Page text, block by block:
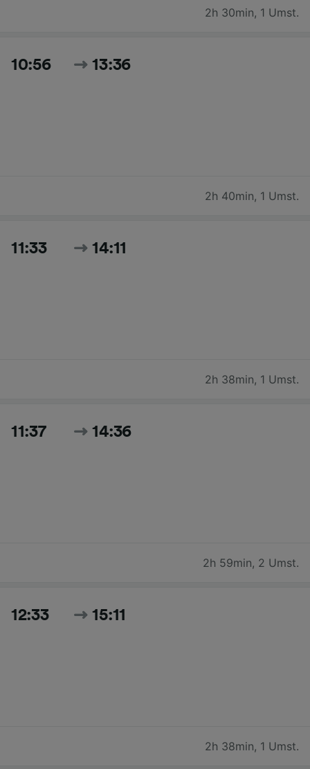
2h 30min, 1 Umst.
10:56 13:36
2h 40min, 1 Umst.
11:33 14:11
2h 38min, 1 Umst.
11:37 14:36
2h 59min, 2 Umst.
12:33 15:11
2h 38min, 1 Umst.